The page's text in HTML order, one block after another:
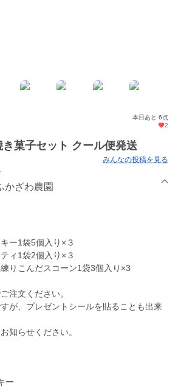
本日あと 6点
2
菓子セット クール便発送
みんなの投稿を見る
かざわ農園
ー1袋5個入り×３
ィ1袋2個入り×３
りこんだスコーン1袋3個入り×3
注文ください。
が、プレゼントシールを貼ることも出来
知らせください。
ー